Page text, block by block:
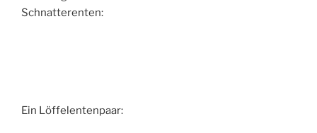
Schnatterenten:
Ein Löffelentenpaar: